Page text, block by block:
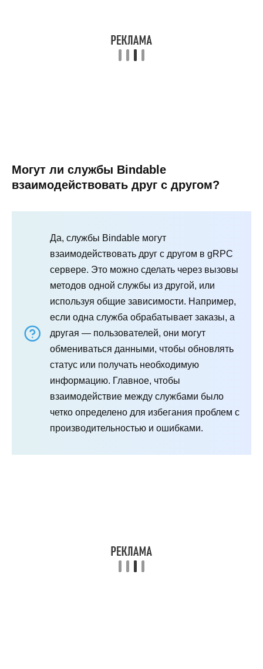
Могут ли службы Bindable
взаимодействовать друг с другом?
Да, службы Bindable могут
взаимодействовать друг с другом в gRPC
сервере. Это можно сделать через вызовы
методов одной службы из другой, или
используя общие зависимости. Например,
если одна служба обрабатывает заказы, а
другая — пользователей, они могут
обмениваться данными, чтобы обновлять
статус или получать необходимую
информацию. Главное, чтобы
взаимодействие между службами было
четко определено для избегания проблем с
производительностью и ошибками.